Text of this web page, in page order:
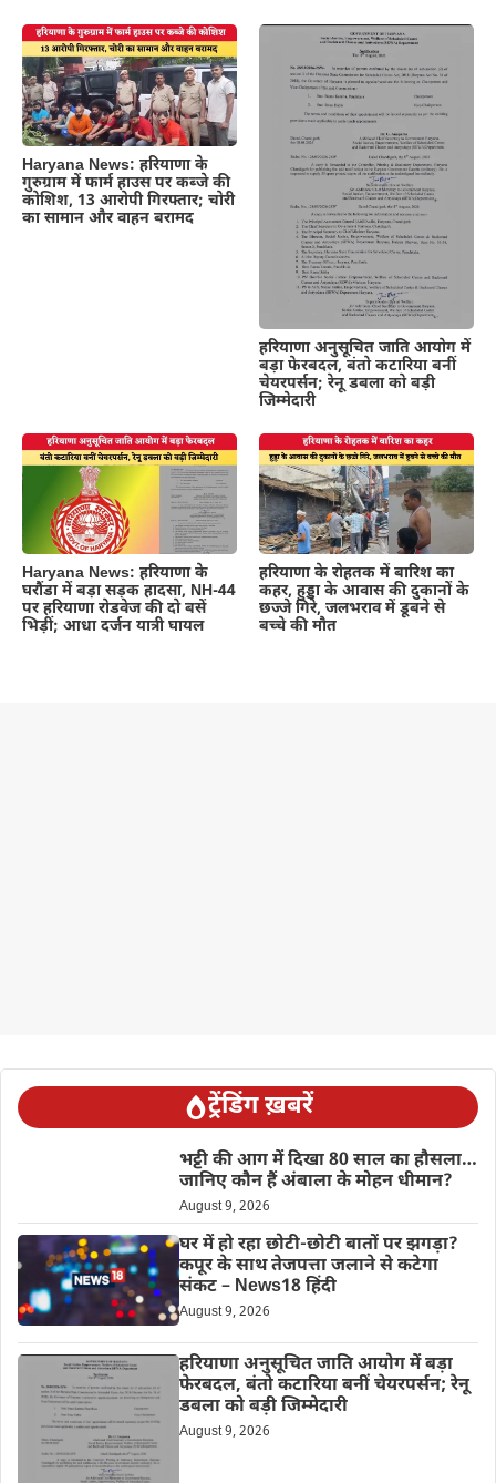
Haryana News: हरियाणा के
गुरुग्राम में फार्म हाउस पर कब्जे की
कोशिश, 13 आरोपी गिरफ्तार; चोरी
का सामान और वाहन बरामद
हरियाणा अनुसूचित जाति आयोग में
बड़ा फेरबदल, बंतो कटारिया बनीं
चेयरपर्सन; रेनू डबला को बड़ी
जिम्मेदारी
Haryana News: हरियाणा के
घरौंडा में बड़ा सड़क हादसा, NH-44
पर हरियाणा रोडवेज की दो बसें
भिड़ीं; आधा दर्जन यात्री घायल
हरियाणा के रोहतक में बारिश का
कहर, हुड्डा के आवास की दुकानों के
छज्जे गिरे, जलभराव में डूबने से
बच्चे की मौत
ट्रेंडिंग ख़बरें
भट्टी की आग में दिखा 80 साल का हौसला…
जानिए कौन हैं अंबाला के मोहन धीमान?
August 9, 2026
घर में हो रहा छोटी-छोटी बातों पर झगड़ा?
कपूर के साथ तेजपत्ता जलाने से कटेगा
संकट – News18 हिंदी
August 9, 2026
हरियाणा अनुसूचित जाति आयोग में बड़ा
फेरबदल, बंतो कटारिया बनीं चेयरपर्सन; रेनू
डबला को बड़ी जिम्मेदारी
August 9, 2026